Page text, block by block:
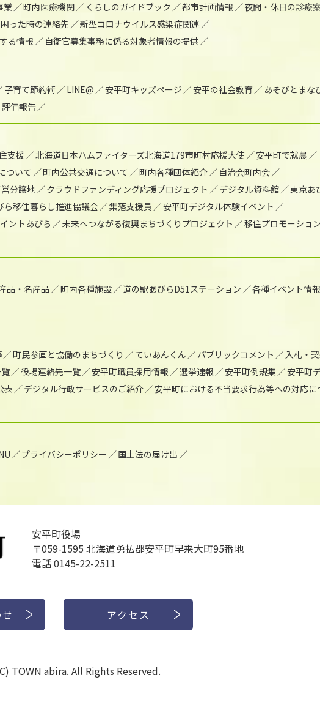
業 町内医療機関 くらしのガイドブック 都市計画情報
夜間・休日の診療
困った時の連絡先
新型コロナウイルス感染症関連
る情報 自衛官募集事務に係る対象者情報の提供
子育て節約術 LINE@ 安平町キッズページ 安平の社会教育
あそびとまな
価報告
支援 北海道日本ハムファイターズ北海道179市町村応援大使
安平町で就農
ついて 町内公共交通について 町内各種団体紹介
自治会町内会
分譲地 クラウドファンディング応援プロジェクト デジタル資料館
東京あ
ら移住暮らし推進協議会 集落支援員
安平町デジタル体験イベント
ントあびら 未来へつながる復興まちづくりプロジェクト
移住プロモーション
品・名産品 町内各種施設 道の駅あびらD51ステーション
各種イベント情報
町民参画と協働のまちづくり ていあんくん パブリックコメント
入札・
役場連絡先一覧 安平町職員採用情報 選挙速報 安平町例規集
安平町
表 デジタル行政サービスのご紹介
安平町における不当要求行為等への対応に
プライバシーポリシー 国土法の届け出
安平町役場
〒059-1595 北海道勇払郡安平町早来大町95番地
電話 0145-22-2511
アクセス
TOWN abira. All Rights Reserved.